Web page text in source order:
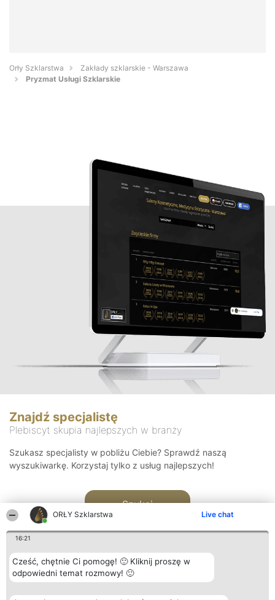
ORŁY Szklarstwa Live chat
16:21
Cześć, chętnie Ci pomogę! 🙂 Kliknij proszę w
odpowiedni temat rozmowy! 🙂
Orły Szklarstwa
Zakłady szklarskie - Warszawa
Pryzmat Usługi Szklarskie
Znajdź specjalistę
Plebiscyt skupia najlepszych w branży
Szukasz specjalisty w pobliżu Ciebie? Sprawdź naszą
wyszukiwarkę. Korzystaj tylko z usług najlepszych!
Szukaj
Organizator plebiscytu Plebiscyt Kontakt